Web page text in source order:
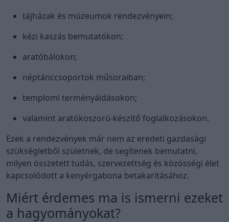
tájházak és múzeumok rendezvényein;
kézi kaszás bemutatókon;
aratóbálokon;
néptánccsoportok műsoraiban;
templomi terményáldásokon;
valamint aratókoszorú-készítő foglalkozásokon.
Ezek a rendezvények már nem az eredeti gazdasági
szükségletből születnek, de segítenek bemutatni,
milyen összetett tudás, szervezettség és közösségi élet
kapcsolódott a kenyérgabona betakarításához.
Miért érdemes ma is ismerni ezeket
a hagyományokat?